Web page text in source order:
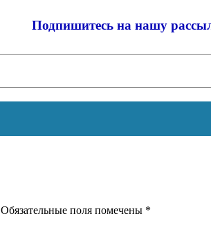
Подпишитесь на нашу
Обязательные поля помечены *